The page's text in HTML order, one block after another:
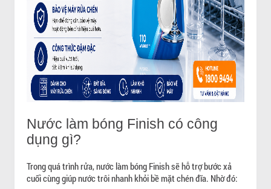
Nước làm bóng Finish có công
dụng gì?
Trong quá trình rửa, nước làm bóng Finish sẽ hỗ trợ bước xả
cuối cùng giúp nước trôi nhanh khỏi bề mặt chén đĩa. Nhờ đó: